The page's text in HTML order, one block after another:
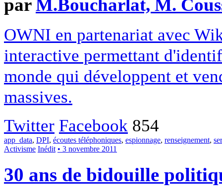
parM.Boucharlat, M.
OWNI en partenariat avec
interactive permettant
monde qui développent et
massives.
Twitter Facebook 854
app_data, DPI, écoutes téléphoniques, espionnage, renseignement,
Activisme Inédit • 3 novembre 2011
30 ans de bidouille